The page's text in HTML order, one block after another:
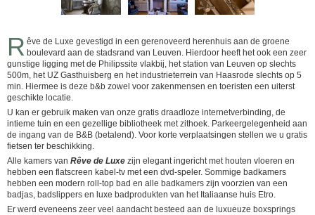
R êve de Luxe gevestigd in een gerenoveerd herenhuis aan de groene
boulevard aan de stadsrand van Leuven. Hierdoor heeft het ook een zeer
gunstige ligging met de Philipssite vlakbij, het station van Leuven op slechts
500m, het UZ Gasthuisberg en het industrieterrein van Haasrode slechts op 5
min. Hiermee is deze b&b zowel voor zakenmensen en toeristen een uiterst
geschikte locatie.
U kan er gebruik maken van onze gratis draadloze internetverbinding, de
intieme tuin en een gezellige bibliotheek met zithoek. Parkeergelegenheid aan
de ingang van de B&B (betalend). Voor korte verplaatsingen stellen we u gratis
fietsen ter beschikking.
Alle kamers van Rêve de Luxe zijn elegant ingericht met houten vloeren en
hebben een flatscreen kabel-tv met een dvd-speler. Sommige badkamers
hebben een modern roll-top bad en alle badkamers zijn voorzien van een
badjas, badslippers en luxe badprodukten van het Italiaanse huis Etro.
Er werd eveneens zeer veel aandacht besteed aan de luxueuze boxsprings